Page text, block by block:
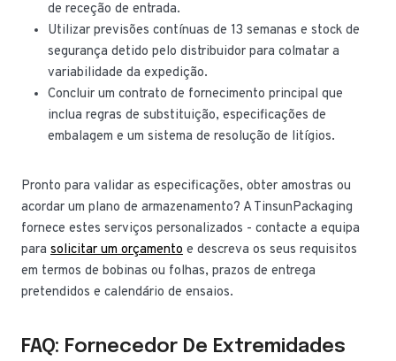
de receção de entrada.
Utilizar previsões contínuas de 13 semanas e stock de
segurança detido pelo distribuidor para colmatar a
variabilidade da expedição.
Concluir um contrato de fornecimento principal que
inclua regras de substituição, especificações de
embalagem e um sistema de resolução de litígios.
Pronto para validar as especificações, obter amostras ou
acordar um plano de armazenamento? A TinsunPackaging
fornece estes serviços personalizados - contacte a equipa
para solicitar um orçamento e descreva os seus requisitos
em termos de bobinas ou folhas, prazos de entrega
pretendidos e calendário de ensaios.
FAQ: Fornecedor De Extremidades